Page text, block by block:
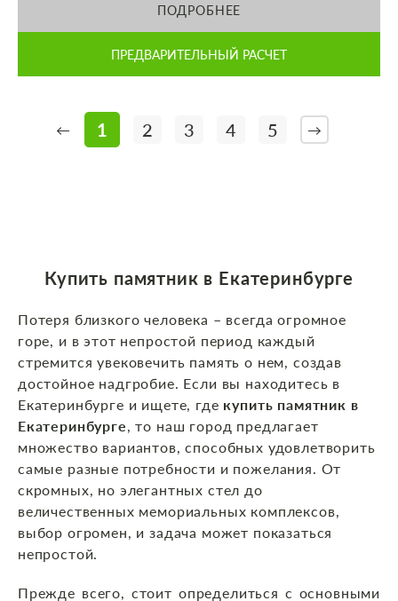
ПОДРОБНЕЕ
ПРЕДВАРИТЕЛЬНЫЙ РАСЧЕТ
← 1 2 3 4 5 →
Купить памятник в Екатеринбурге
Потеря близкого человека – всегда огромное
горе, и в этот непростой период каждый
стремится увековечить память о нем, создав
достойное надгробие. Если вы находитесь в
Екатеринбурге и ищете, где купить памятник в
Екатеринбурге, то наш город предлагает
множество вариантов, способных удовлетворить
самые разные потребности и пожелания. От
скромных, но элегантных стел до
величественных мемориальных комплексов,
выбор огромен, и задача может показаться
непростой.
Прежде всего, стоит определиться с основными